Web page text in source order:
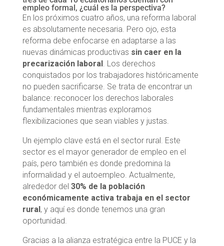
empleo formal, ¿cuál es la perspectiva?
En los próximos cuatro años, una reforma laboral
es absolutamente necesaria. Pero ojo, esta
reforma debe enfocarse en adaptarse a las
nuevas dinámicas productivas sin caer en la
precarización laboral. Los derechos
conquistados por los trabajadores históricamente
no pueden sacrificarse. Se trata de encontrar un
balance: reconocer los derechos laborales
fundamentales mientras exploramos
flexibilizaciones que sean viables y justas.
Un ejemplo clave está en el sector rural. Este
sector es el mayor generador de empleo en el
país, pero también es donde predomina la
informalidad y el autoempleo. Actualmente,
alrededor del 30% de la población
económicamente activa trabaja en el sector
rural, y aquí es donde tenemos una gran
oportunidad.
Gracias a la alianza estratégica entre la PUCE y la